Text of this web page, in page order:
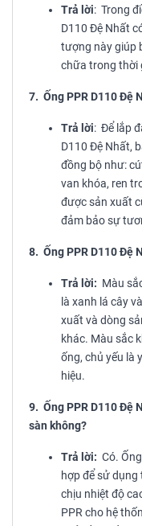
Trả lời: Trong
D110 Đệ Nhất
tượng này giúp
chữa trong thời
7. Ống PPR D110 Đệ
Trả lời: Để lắp
D110 Đệ Nhất,
đồng bộ như:
van khóa, ren
được sản xuất
đảm bảo sự
8. Ống PPR D110 Đệ
Trả lời: Màu
là xanh lá cây
xuất và dòng
khác. Màu sắc
ống, chủ yếu là
hiệu.
9. Ống PPR D110 Đệ
sàn không?
Trả lời: Có.
hợp để sử
chịu nhiệt độ
PPR cho hệ